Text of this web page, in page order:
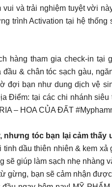
và trải nghiệm tuyệt vời
trình Activation tại hệ
hàng tham gia check-in
& chân tóc sạch gàu,
đợi bạn như dung dịch vệ
tại các chi nhánh
– HOA CỦA ĐẤT
tóc bạn lại cảm thấy
dầu thiên nhiên & kem
giúp làm sạch nhẹ nhàng
bạn sẽ cảm nhận